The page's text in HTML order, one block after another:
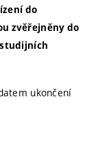
do
zvěřejněny do
studijních
ukončení